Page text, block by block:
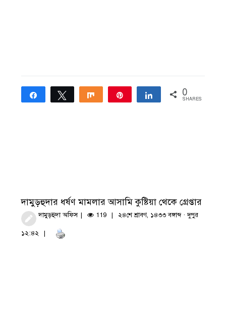
Share Tweet Share Share 0
SHARES
দামুড়হুদার ধর্ষণ মামলার আসামি কুষ্টিয়া থেকে গ্রেপ্তার
দামুড়হুদা অফিস 119 ২৪শে শ্রাবণ, ১৪৩৩ বঙ্গাব্দ · দুপুর
১২:৪২